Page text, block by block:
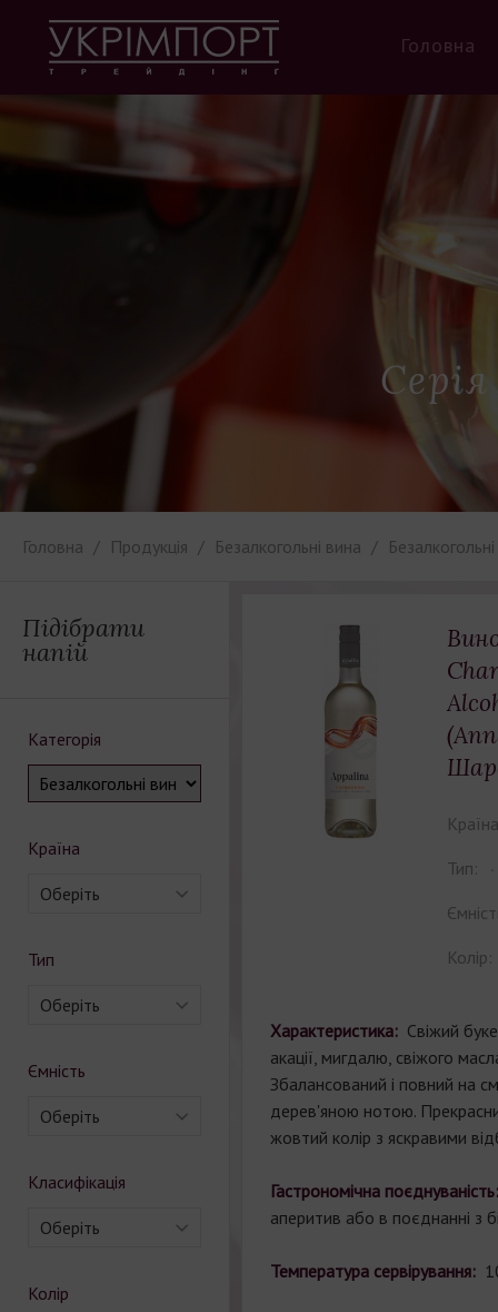
Головна
Головна Продукція Безалкогольні вина
Підібрати
напій
Категорія
Країна
Оберіть
Тип
Оберіть
Ємність
Оберіть
Класифікація
Оберіть
Колір
Тип:
Колір:
Характеристика: Свіжий
акації, мигдалю, свіжого масла
Збалансований і повний на
дерев'яною нотою.
жовтий колір з яскравими
Гастрономічна
аперитив або в поєднанні з
Температура сервірування: